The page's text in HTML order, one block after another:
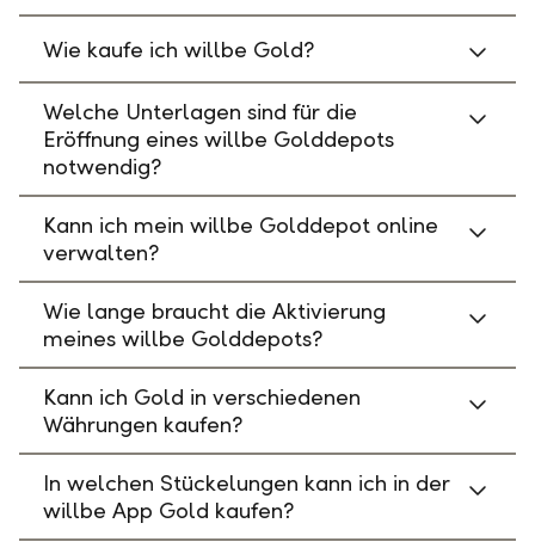
Wie kaufe ich willbe Gold?
Welche Unterlagen sind für die
Eröffnung eines willbe Golddepots
notwendig?
Kann ich mein willbe Golddepot online
verwalten?
Wie lange braucht die Aktivierung
meines willbe Golddepots?
Kann ich Gold in verschiedenen
Währungen kaufen?
In welchen Stückelungen kann ich in der
willbe App Gold kaufen?